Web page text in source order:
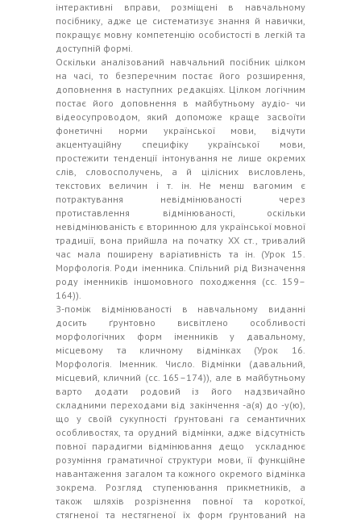
інтерактивні вправи, розміщені в навчальному
посібнику, адже це систематизує знання й навички,
покращує мовну компетенцію особистості в легкій та
доступній формі.
Оскільки аналізований навчальний посібник цілком
на часі, то безперечним постає його розширення,
доповнення в наступних редакціях. Цілком логічним
постає його доповнення в майбутньому аудіо- чи
відеосупроводом, який допоможе краще засвоїти
фонетичні норми української мови, відчути
акцентуаційну специфіку української мови,
простежити тенденції інтонування не лише окремих
слів, словосполучень, а й цілісних висловлень,
текстових величин і т. ін. Не менш вагомим є
потрактування невідмінюваності через
протиставлення відмінюваності, оскільки
невідмінюваність є вторинною для української мовної
традиції, вона прийшла на початку ХХ ст., тривалий
час мала поширену варіативність та ін. (Урок 15.
Морфологія. Роди іменника. Спільний рід Визначення
роду іменників іншомовного походження (сс. 159–
164)).
З-поміж відмінюваності в навчальному виданні
досить ґрунтовно висвітлено особливості
морфологічних форм іменників у давальному,
місцевому та кличному відмінках (Урок 16.
Морфологія. Іменник. Число. Відмінки (давальний,
місцевий, кличний (сс. 165–174)), але в майбутньому
варто додати родовий із його надзвичайно
складними переходами від закінчення -а(я) до -у(ю),
що у своїй сукупності ґрунтовані га семантичних
особливостях, та орудний відмінки, адже відсутність
повної парадигми відмінювання дещо ускладнює
розуміння граматичної структури мови, її функційне
навантаження загалом та кожного окремого відмінка
зокрема. Розгляд ступенювання прикметників, а
також шляхів розрізнення повної та короткої,
стягненої та нестягненої їх форм ґрунтований на